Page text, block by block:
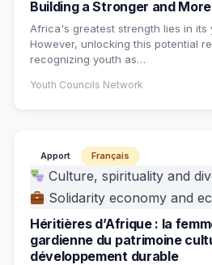
Building a Stronger and
Africa's greatest strength lies in its
However, unlocking this potential
recognizing youth as…
Youth Councils Network
Apport Français
Culture, spirituality and
Solidarity economy and
Héritières d’Afrique : la
gardienne du patrimoine
développement durable